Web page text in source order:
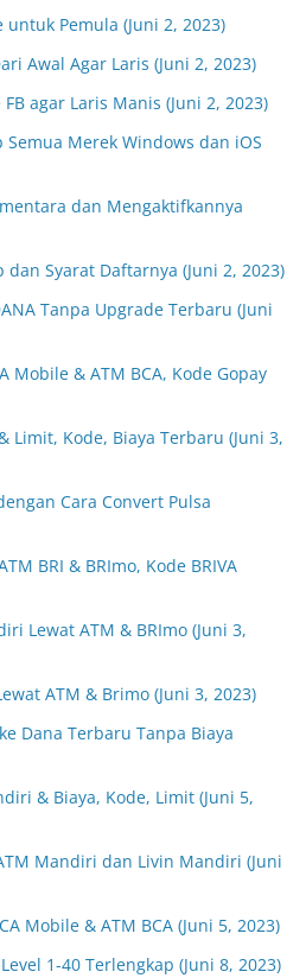
Pemula (Juni 2, 2023)
Awal Agar Laris (Juni 2, 2023)
agar Laris Manis (Juni 2, 2023)
Merek Windows dan iOS
dan Mengaktifkannya
dan Syarat Daftarnya (Juni 2, 2023)
Tanpa Upgrade Terbaru (Juni
Mobile & ATM BCA, Kode Gopay
Limit, Kode, Biaya Terbaru (Juni 3,
Cara Convert Pulsa
BRI & BRImo, Kode BRIVA
Lewat ATM & BRImo (Juni 3,
ATM & Brimo (Juni 3, 2023)
Dana Terbaru Tanpa Biaya
& Biaya, Kode, Limit (Juni 5,
Mandiri dan Livin Mandiri (Juni
Mobile & ATM BCA (Juni 5, 2023)
1-40 Terlengkap (Juni 8, 2023)